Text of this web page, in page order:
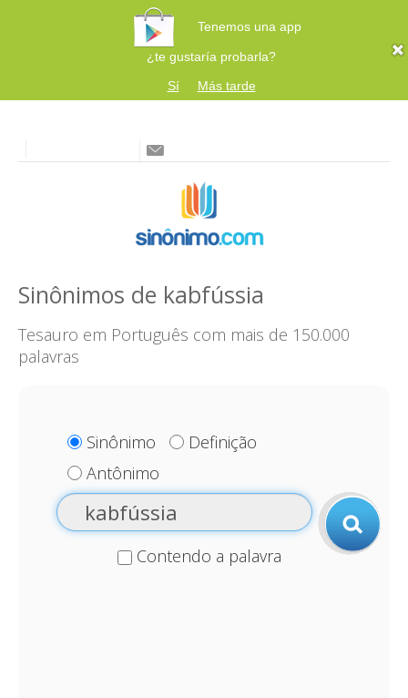
Tenemos una app
¿te gustaría probarla?
Sí
Más tarde
Sinônimos de kabfússia
Tesauro em Português com mais de 150.000
palavras
Sinônimo
Definição
Antônimo
Contendo a palavra